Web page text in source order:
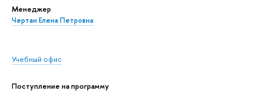
Менеджер
Чертан Елена Петровна
Учебный офис
Поступление на программу